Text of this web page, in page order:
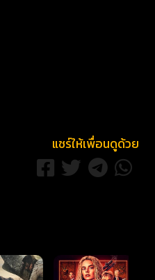
แชร์ให้เพื่อนดูด้วย